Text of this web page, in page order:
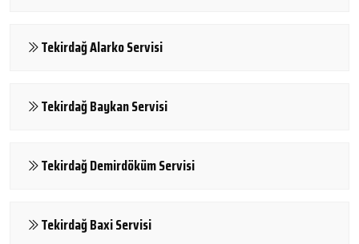
Tekirdağ Alarko Servisi
Tekirdağ Baykan Servisi
Tekirdağ Demirdöküm Servisi
Tekirdağ Baxi Servisi